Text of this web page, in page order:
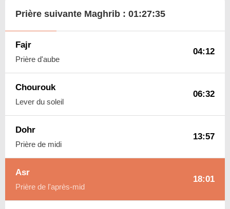
Prière suivante Maghrib : 01:27:34
Fajr
Prière d'aube
04:12
Chourouk
Lever du soleil
06:32
Dohr
Prière de midi
13:57
Asr
Prière de l'après-mid
18:01